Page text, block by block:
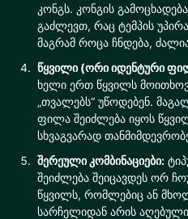
კონგს. კონგის
გაძლევთ, რაც ტემპის
მაგრამ როცა ჩნდება,
წყვილი (ორი იდენტური
ხელი ერთ წყვილს
„თვალებს“ უწოდებენ.
ფილა შეიძლება იყოს
სხვაგვარად
შერეული კომბინაციები:
შეიძლება შეიცავდეს ორ
წყვილს, რომლებიც ან
სარჩელიდან არის